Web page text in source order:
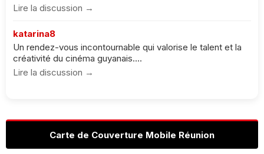
Lire la discussion →
katarina8
Un rendez-vous incontournable qui valorise le talent et la
créativité du cinéma guyanais....
Lire la discussion →
Carte de Couverture Mobile Réunion